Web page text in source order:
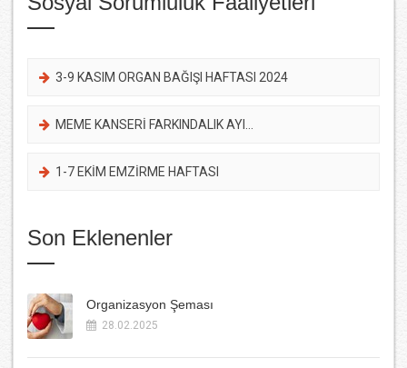
3-9 KASIM ORGAN BAĞIŞI HAFTASI 2024
MEME KANSERİ FARKINDALIK AYI...
1-7 EKİM EMZİRME HAFTASI
Son Eklenenler
Organizasyon Şeması
28.02.2025